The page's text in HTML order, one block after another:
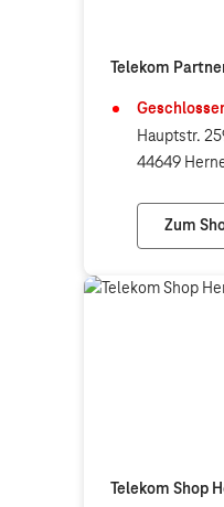
Telekom
Hauptstr.
44649
Zum
Telekom Shop